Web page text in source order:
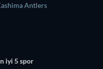
Antlers
iyi 5 spor